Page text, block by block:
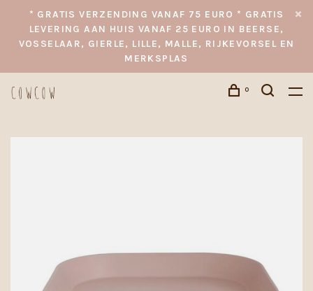
* GRATIS VERZENDING VANAF 75 EURO * GRATIS
LEVERING AAN HUIS VANAF 25 EURO IN BEERSE,
VOSSELAAR, GIERLE, LILLE, MALLE, RIJKEVORSEL EN
MERKSPLAS
0